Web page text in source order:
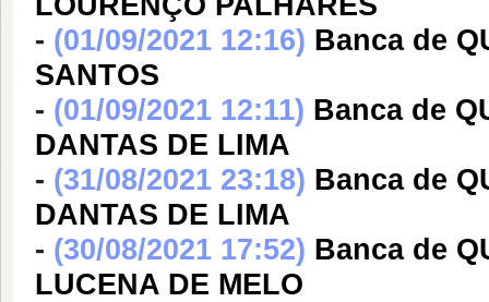
- (01/09/2021 12:16) Banca de
SANTOS
- (01/09/2021 12:11) Banca de
DANTAS DE LIMA
- (31/08/2021 23:18) Banca de
DANTAS DE LIMA
- (30/08/2021 17:52) Banca de
LUCENA DE MELO